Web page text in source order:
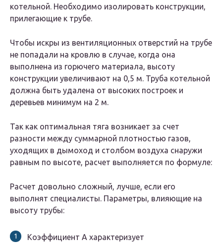
котельной. Необходимо изолировать конструкции,
прилегающие к трубе.
Чтобы искры из вентиляционных отверстий на трубе
не попадали на кровлю в случае, когда она
выполнена из горючего материала, высоту
конструкции увеличивают на 0,5 м. Труба котельной
должна быть удалена от высоких построек и
деревьев минимум на 2 м.
Так как оптимальная тяга возникает за счет
разности между суммарной плотностью газов,
уходящих в дымоход и столбом воздуха снаружи
равным по высоте, расчет выполняется по формуле:
Расчет довольно сложный, лучше, если его
выполнят специалисты. Параметры, влияющие на
высоту трубы:
Коэффициент А характеризует